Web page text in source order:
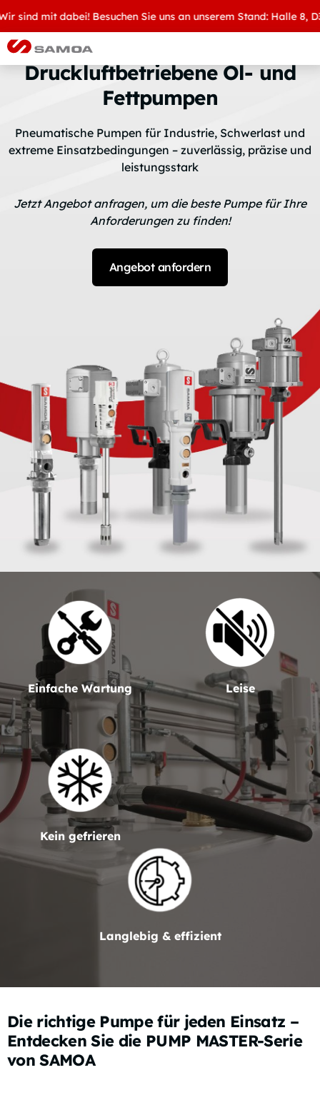
mit dabei! Besuchen Sie uns an unserem Stand: Halle 8, D34
Druckluftbetriebene Öl- und
Fettpumpen
Pneumatische Pumpen für Industrie, Schwerlast und
extreme Einsatzbedingungen – zuverlässig, präzise und
leistungsstark
Jetzt Angebot anfragen, um die beste Pumpe für Ihre
Anforderungen zu finden!
Angebot anfordern
Einfache Wartung Leise
Kein gefrieren
Langlebig & effizient
Die richtige Pumpe für jeden Einsatz –
Entdecken Sie die PUMP MASTER-Serie
von SAMOA